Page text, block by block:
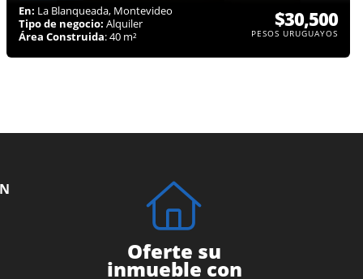
En: La Blanqueada, Montevideo
Tipo de negocio: Alquiler
Área Construida: 40 m²
$30,500
PESOS URUGUAYOS
Oferte su
inmueble con